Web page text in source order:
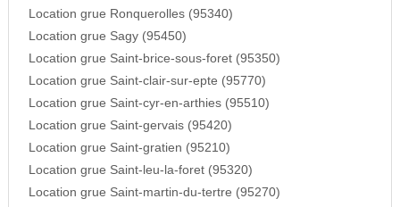
Location grue Ronquerolles (95340)
Location grue Sagy (95450)
Location grue Saint-brice-sous-foret (95350)
Location grue Saint-clair-sur-epte (95770)
Location grue Saint-cyr-en-arthies (95510)
Location grue Saint-gervais (95420)
Location grue Saint-gratien (95210)
Location grue Saint-leu-la-foret (95320)
Location grue Saint-martin-du-tertre (95270)